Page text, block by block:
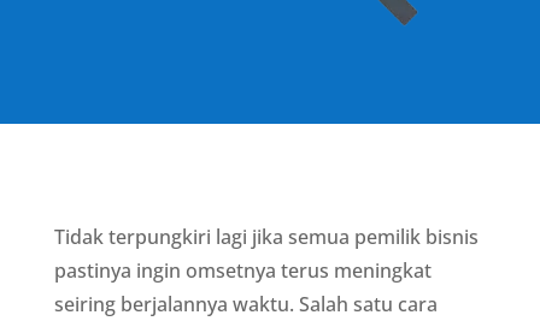
Tidak terpungkiri lagi jika semua pemilik bisnis
pastinya ingin omsetnya terus meningkat
seiring berjalannya waktu. Salah satu cara